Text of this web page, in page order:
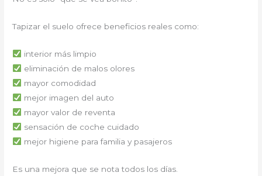
Tapizar el suelo ofrece beneficios reales como:
interior más limpio
eliminación de malos olores
mayor comodidad
mejor imagen del auto
mayor valor de reventa
sensación de coche cuidado
mejor higiene para familia y pasajeros
Es una mejora que se nota todos los días.